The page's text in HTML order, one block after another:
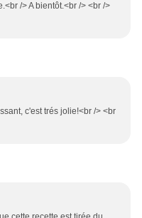
/> A bientôt.<br /> <br />
c'est trés jolie!<br /> <br